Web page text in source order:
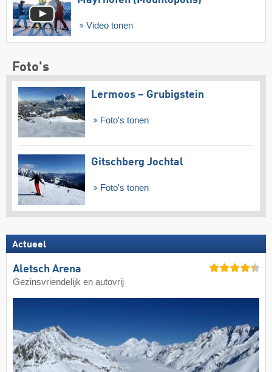
Video tonen
Foto's
Lermoos – Grubigstein
Foto's tonen
Gitschberg Jochtal
Foto's tonen
Actueel
Aletsch Arena
Gezinsvriendelijk en autovrij